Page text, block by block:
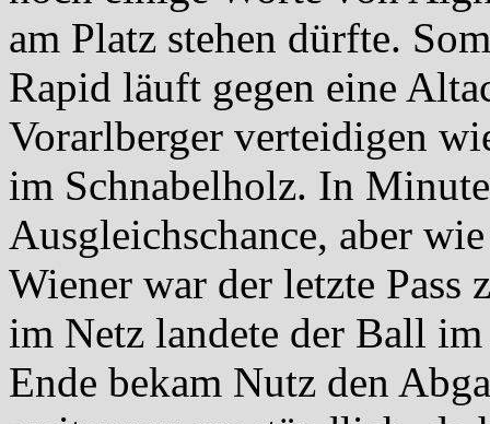
am Platz stehen dürfte.
Rapid läuft gegen eine
Vorarlberger verteidigen
im Schnabelholz. In
Ausgleichschance, aber
Wiener war der letzte Pass
im Netz landete der Ball
Ende bekam Nutz den